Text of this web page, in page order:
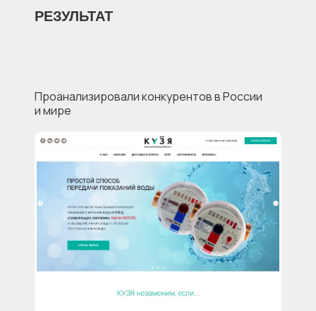
РЕЗУЛЬТАТ
Проанализировали конкурентов в России
и мире